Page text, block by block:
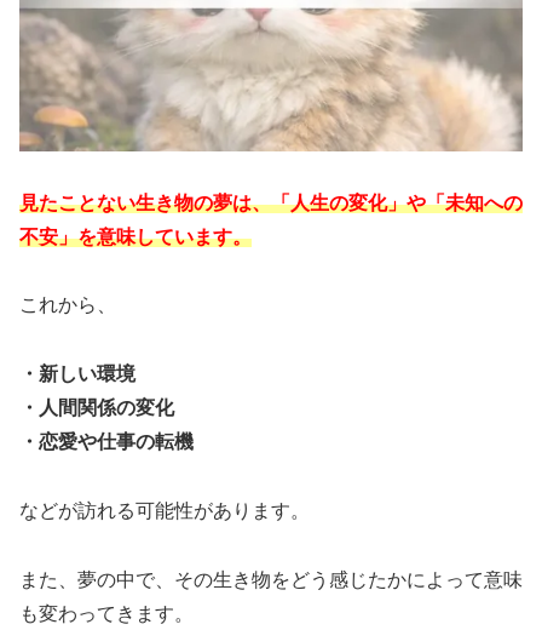
見たことない生き物の夢は、「人生の変化」や「未知への
不安」を意味しています。
これから、
・新しい環境
・人間関係の変化
・恋愛や仕事の転機
などが訪れる可能性があります。
また、夢の中で、その生き物をどう感じたかによって意味
も変わってきます。